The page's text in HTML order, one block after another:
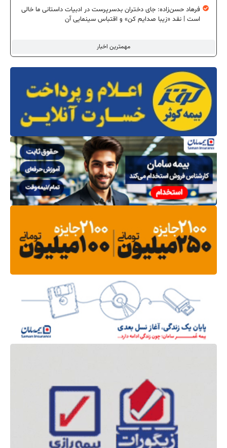
مهمترین اخبار
فرهاد حسن‌زاده: جای دختران بدسرپرست در ادبیات داستانی ما خالی
است | نقد «زیبا صدایم کن» و اقتباس سینمایی آن